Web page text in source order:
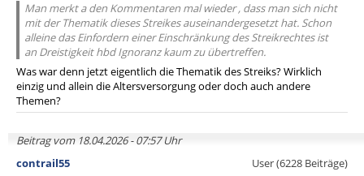
Man merkt a den Kommentaren mal wieder , dass man sich nicht
mit der Thematik dieses Streikes auseinandergesetzt hat. Schon
alleine das Einfordern einer Einschränkung des Streikrechtes ist
an Dreistigkeit hbd Ignoranz kaum zu übertreffen.
Was war denn jetzt eigentlich die Thematik des Streiks? Wirklich
einzig und allein die Altersversorgung oder doch auch andere
Themen?
Beitrag vom 18.04.2026 - 07:57 Uhr
contrail55
User (6228 Beiträge)